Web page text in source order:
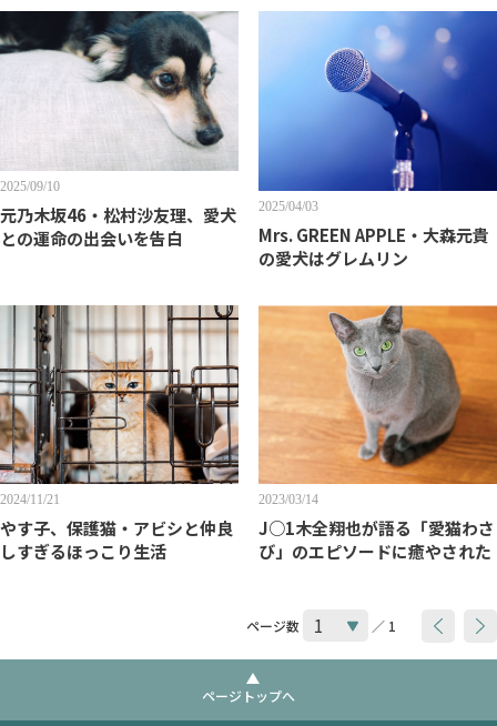
2025/09/10
元乃木坂46・松村沙友理、愛犬
との運命の出会いを告白
2025/04/03
Mrs. GREEN APPLE・大森元貴
の愛犬はグレムリン
2024/11/21
やす子、保護猫・アビシと仲良
しすぎるほっこり生活
2023/03/14
J○1木全翔也が語る「愛猫わさ
び」のエピソードに癒やされた
ページ数 ／ 1
ページトップへ